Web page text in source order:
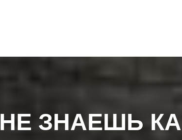
НЕ ЗНАЕШЬ